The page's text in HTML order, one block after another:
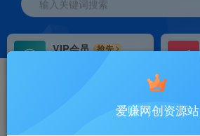
输入关键词搜索
VIP会员
抢先
会员专属推广链接爱赚网创资源站